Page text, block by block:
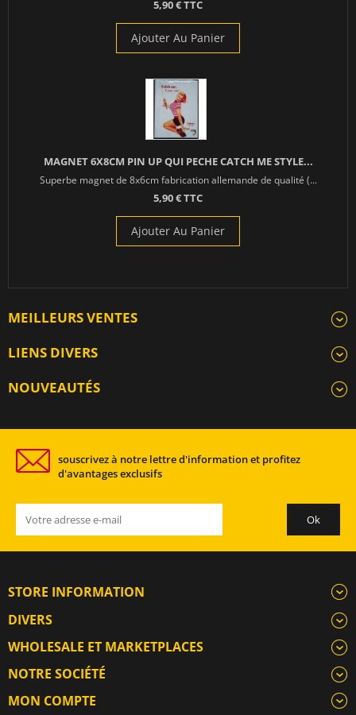
5,90 € TTC
Ajouter Au Panier
MAGNET 6X8CM PIN UP QUI PECHE CATCH ME STYLE...
Superbe magnet de 8x6cm fabrication allemande de qualité (...
5,90 € TTC
Ajouter Au Panier
MEILLEURS VENTES
LIENS DIVERS
NOUVEAUTÉS
souscrivez à notre lettre d'information et profitez
d'avantages exclusifs
STORE INFORMATION
DIVERS
WHOLESALE ET MARKETPLACES
NOTRE SOCIÉTÉ
MON COMPTE